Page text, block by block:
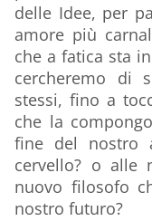
delle Idee, per
amore più
che a fatica sta
cercheremo di
stessi, fino a
che la
fine del nostro
cervello? o alle
nuovo filosofo
nostro futuro?